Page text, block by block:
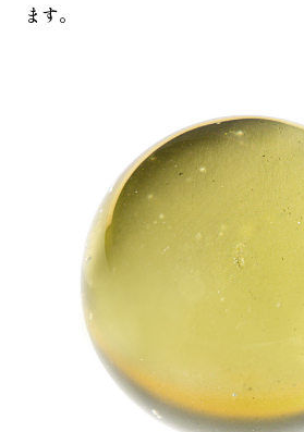
ます。